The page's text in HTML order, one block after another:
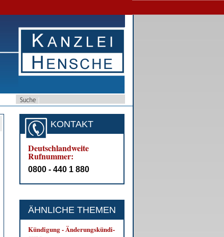
KONTAKT
Deutschlandweite
Rufnummer:
0800 - 440 1 880
ÄHNLICHE THEMEN
Kün­di­gung - Än­de­rungs­kün­di­